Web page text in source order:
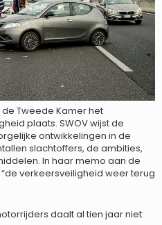
Tweede Kamer het
plaats. SWOV wijst de
ontwikkelingen in de
slachtoffers, de ambities,
In haar memo aan de
verkeersveiligheid weer terug
daalt al tien jaar niet: